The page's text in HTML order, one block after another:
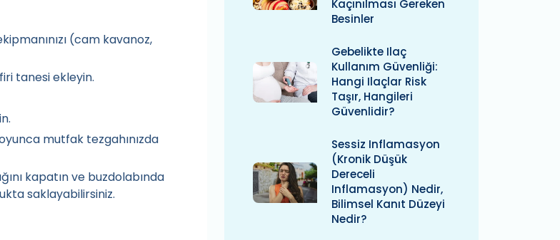
(cam kavanoz,
tanesi ekleyin.
mutfak tezgahınızda
kapatın ve buzdolabında
saklayabilirsiniz.
Kaçınılması Gereken
Besinler
Gebelikte Ilaç
Kullanım Güvenliği:
Hangi Ilaçlar Risk
Taşır, Hangileri
Güvenlidir?
Sessiz Inflamasyon
(kronik Düşük
Dereceli
Inflamasyon) Nedir,
Bilimsel Kanıt Düzeyi
Nedir?